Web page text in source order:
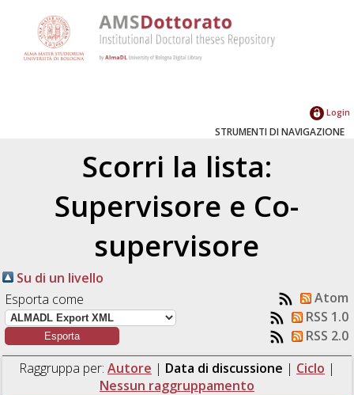
Login
STRUMENTI DI NAVIGAZIONE
Scorri la lista:
Supervisore e Co-
supervisore
Su di un livello
Esporta come
Atom
RSS 1.0
RSS 2.0
Raggruppa per: Autore | Data di discussione | Ciclo |
Nessun raggruppamento